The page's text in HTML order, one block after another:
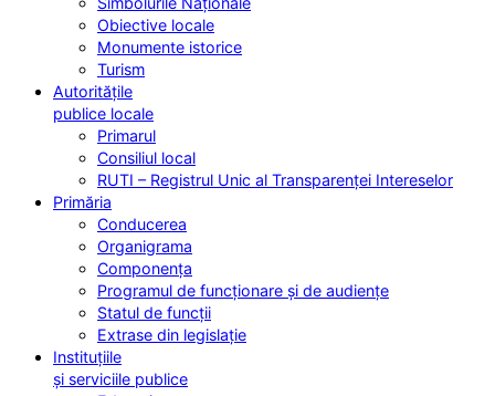
Obiective locale
Monumente istorice
Turism
Autoritățile
publice locale
Primarul
Consiliul local
RUTI – Registrul Unic al Transparenței Intereselor
Primăria
Conducerea
Organigrama
Componența
Programul de funcționare și de audiențe
Statul de funcții
Extrase din legislație
Instituțiile
și serviciile publice